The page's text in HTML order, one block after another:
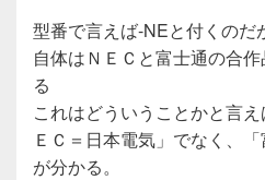
型番で言えば-NEと付くのだ
自体はＮＥＣと富士通の合
る
これはどういうことかと言
ＥＣ＝日本電気」でなく、
が分かる。